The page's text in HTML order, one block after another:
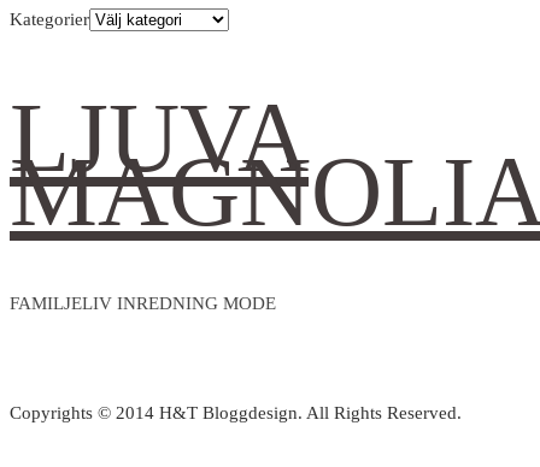
Kategorier
LJUVA
FAMILJELIV INREDNING MODE
Copyrights © 2014 H&T Bloggdesign. All Rights Reserved.